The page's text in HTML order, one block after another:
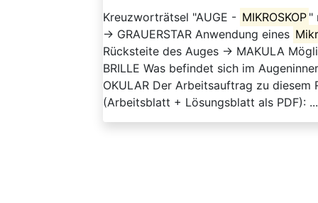
Kreuzworträtsel "AUGE - MIKROSKOP "
→ GRAUERSTAR Anwendung eines
Rücksteite des Auges → MAKULA
BRILLE Was befindet sich im
OKULAR Der Arbeitsauftrag zu
(Arbeitsblatt + Lösungsblatt als PDF): ...